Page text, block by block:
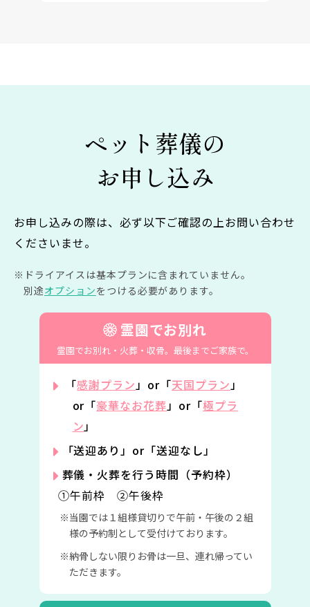
ペット葬儀の
お申し込み
お申し込みの際は、必ず以下ご確認の上お問い合わせ
くださいませ。
ドライアイスは基本プランに含まれていません。
別途オプションをつける必要があります。
霊園でお別れ
霊園でお別れ・火葬・収骨。 最後までご家族で。
「感謝プラン」or「天国プラン」
or「豪華なお花葬」or「極プラ
ン」
「送迎あり」or「送迎なし」
葬儀・火葬を行う時間（予約枠）
①午前枠 ②午後枠
当園では１組様貸切りで午前・午後の２組
様の予約制として受付けております。
納骨しない限りお骨は一旦、連れ帰ってい
ただきます。